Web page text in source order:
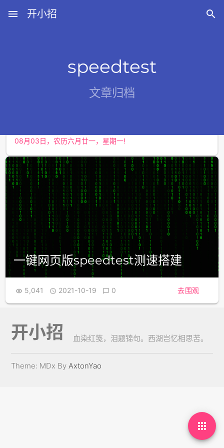
menu 开小招 
speedtest
文章归档
一键网页版speedtest测速搭建
 5,041  2021-10-19  0 去围观

开小招 血染红笺，泪题锦句。西湖岂忆相思苦。
Theme: MDx ByAxtonYao
08月07日，农历六月廿五，星期五!
08月03日，农历六月廿一，星期一!